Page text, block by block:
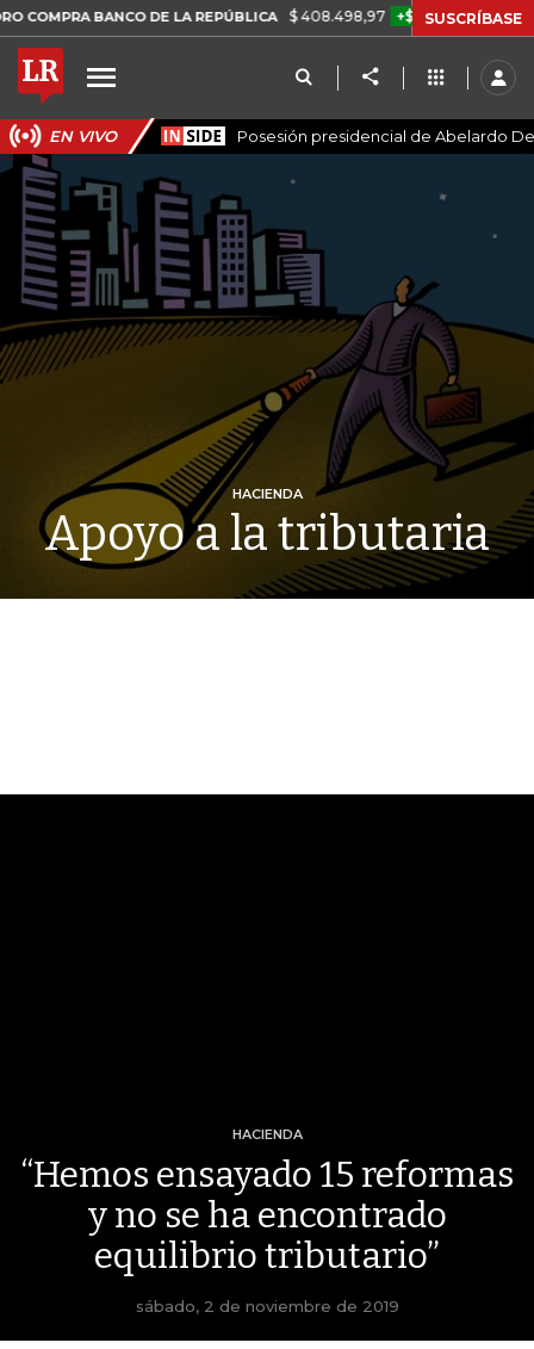
BANCO DE LA REPÚBLICA $ 408.498,97 +$ 8.753,81 +2,19%
SUSCRÍBASE
EN VIVO Posesión presidencial de Abelardo
HACIENDA
Apoyo a la tributaria
HACIENDA
“Hemos ensayado 15 reformas
y no se ha encontrado
equilibrio tributario”
sábado, 2 de noviembre de 2019